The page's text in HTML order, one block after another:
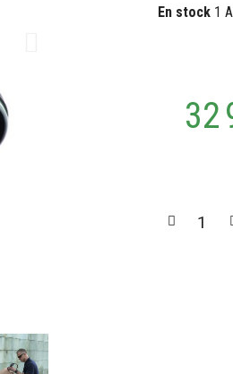
En stock 1
32